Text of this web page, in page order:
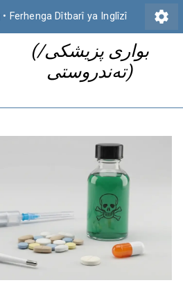
• Ferhenga Dîtbarî ya Inglîzî settings
(بواری پزیشکی/
تەندروستی)